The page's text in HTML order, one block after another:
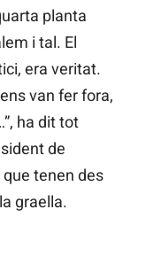
planta
i tal. El
era veritat.
van fer fora,
ha dit tot
de
tenen des
graella.